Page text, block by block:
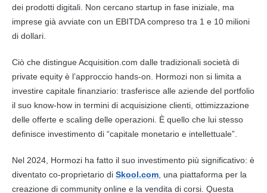
dei prodotti digitali. Non cercano startup in fase iniziale, ma
imprese già avviate con un EBITDA compreso tra 1 e 10 milioni
di dollari.
Ciò che distingue Acquisition.com dalle tradizionali società di
private equity è l’approccio hands-on. Hormozi non si limita a
investire capitale finanziario: trasferisce alle aziende del portfolio
il suo know-how in termini di acquisizione clienti, ottimizzazione
delle offerte e scaling delle operazioni. È quello che lui stesso
definisce investimento di “capitale monetario e intellettuale”.
Nel 2024, Hormozi ha fatto il suo investimento più significativo: è
diventato co-proprietario di Skool.com , una piattaforma per la
creazione di community online e la vendita di corsi. Questa